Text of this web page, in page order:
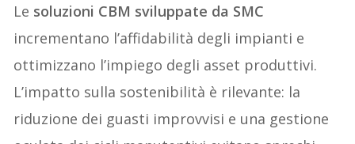
Le soluzioni CBM sviluppate da SMC
incrementano l’affidabilità degli impianti e
ottimizzano l’impiego degli asset produttivi.
L’impatto sulla sostenibilità è rilevante: la
riduzione dei guasti improvvisi e una gestione